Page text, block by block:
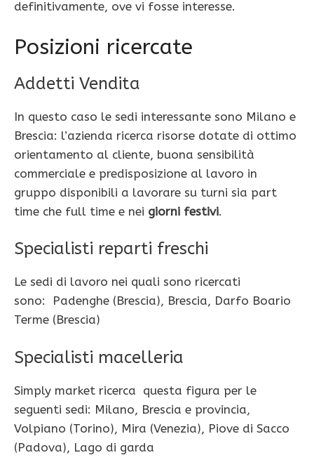
definitivamente, ove vi fosse interesse.
Posizioni ricercate
Addetti Vendita
In questo caso le sedi interessante sono Milano e
Brescia: l’azienda ricerca risorse dotate di ottimo
orientamento al cliente, buona sensibilità
commerciale e predisposizione al lavoro in
gruppo disponibili a lavorare su turni sia part
time che full time e nei giorni festivi.
Specialisti reparti freschi
Le sedi di lavoro nei quali sono ricercati
sono: Padenghe (Brescia), Brescia, Darfo Boario
Terme (Brescia)
Specialisti macelleria
Simply market ricerca questa figura per le
seguenti sedi: Milano, Brescia e provincia,
Volpiano (Torino), Mira (Venezia), Piove di Sacco
(Padova), Lago di garda